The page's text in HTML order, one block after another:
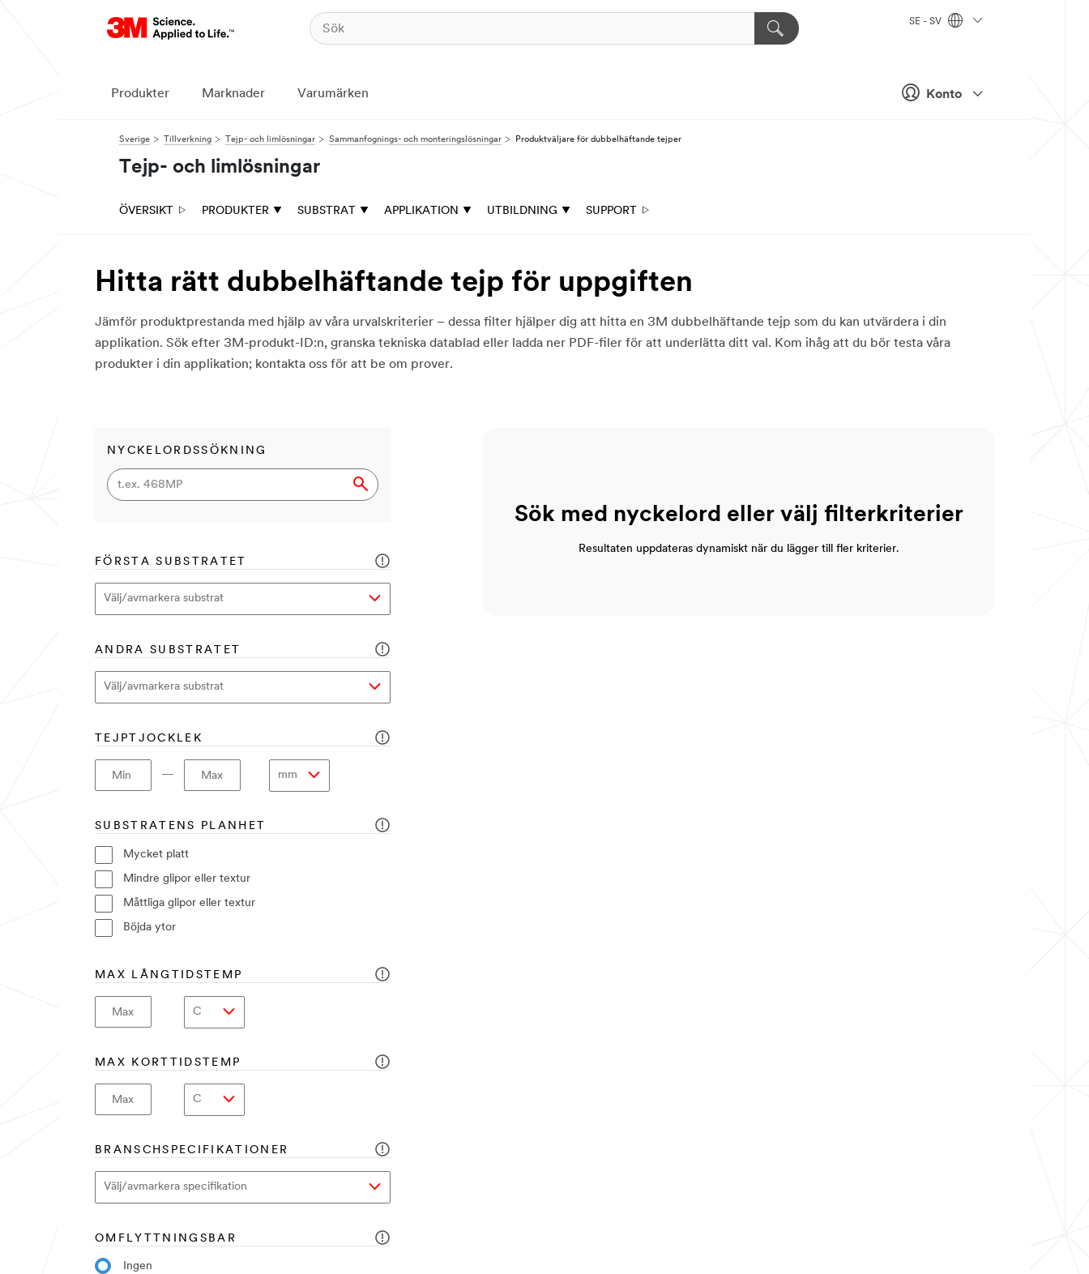
Konto
SE - SV
Produkter Marknader Varumärken
Sverige Tillverkning Tejp- och limlösningar Sammanfognings- och monteringslösningar Produktväljare för dubbelhäftande tejper
Tejp- och limlösningar
ÖVERSIKT PRODUKTER SUBSTRAT APPLIKATION UTBILDNING SUPPORT
Hitta rätt dubbelhäftande tejp för uppgiften
Jämför produktprestanda med hjälp av våra urvalskriterier – dessa filter hjälper dig att hitta en 3M dubbelhäftande tejp som du kan utvärdera i din
applikation. Sök efter 3M-produkt-ID:n, granska tekniska datablad eller ladda ner PDF-filer för att underlätta ditt val. Kom ihåg att du bör testa våra
produkter i din applikation; kontakta oss för att be om prover.
NYCKELORDSSÖKNING
FÖRSTA SUBSTRATET
ANDRA SUBSTRATET
TEJPTJOCKLEK
Min ― Max
SUBSTRATENS PLANHET
Mycket platt
Mindre glipor eller textur
Måttliga glipor eller textur
Böjda ytor
MAX LÅNGTIDSTEMP
Max
MAX KORTTIDSTEMP
Max
BRANSCHSPECIFIKATIONER
OMFLYTTNINGSBAR
Ingen
Sök med nyckelord eller välj filterkriterier
Resultaten uppdateras dynamiskt när du lägger till fler kriterier.